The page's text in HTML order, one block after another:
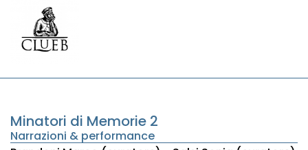
Minatori di Memorie 2
Narrazioni & performance